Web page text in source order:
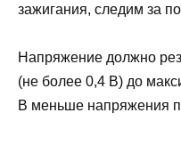
зажигания, следим за
Напряжение должно
(не более 0,4 В) до
В меньше напряжения